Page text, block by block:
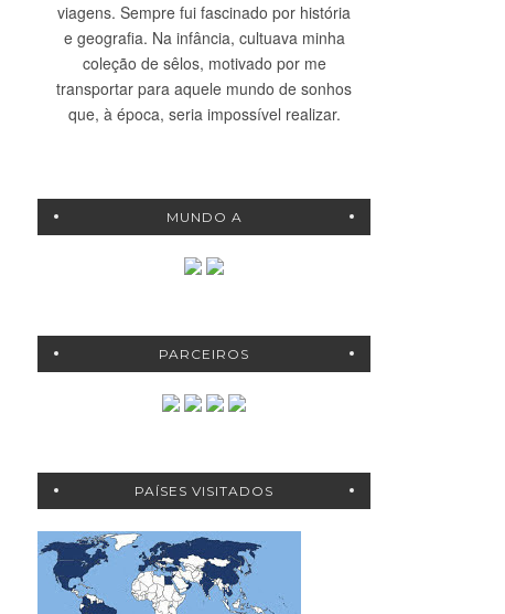
viagens. Sempre fui fascinado por história
e geografia. Na infância, cultuava minha
coleção de sêlos, motivado por me
transportar para aquele mundo de sonhos
que, à época, seria impossível realizar.
MUNDO A
PARCEIROS
PAÍSES VISITADOS